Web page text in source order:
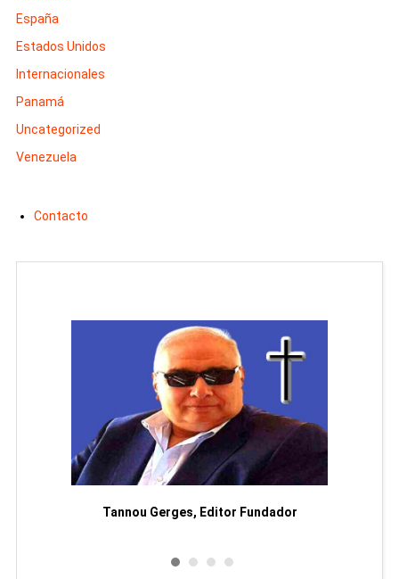
España
Estados Unidos
Internacionales
Panamá
Uncategorized
Venezuela
Contacto
Tannou Gerges, Editor Fundador